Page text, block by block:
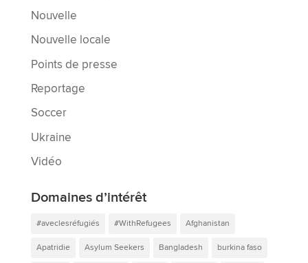
Nouvelle
Nouvelle locale
Points de presse
Reportage
Soccer
Ukraine
Vidéo
Domaines d’intérêt
#aveclesréfugiés #WithRefugees Afghanistan
Apatridie Asylum Seekers Bangladesh burkina faso